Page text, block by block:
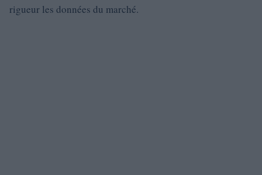
rigueur les données du marché.